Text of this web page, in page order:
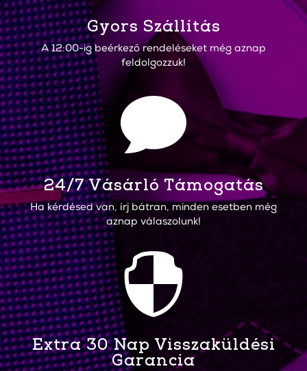
Gyors Szállítás
A 12:00-ig beérkező rendeléseket még aznap
feldolgozzuk!

24/7 Vásárló Támogatás
Ha kérdésed van, írj bátran, minden esetben még
aznap válaszolunk!

Extra 30 Nap Visszaküldési
Garancia